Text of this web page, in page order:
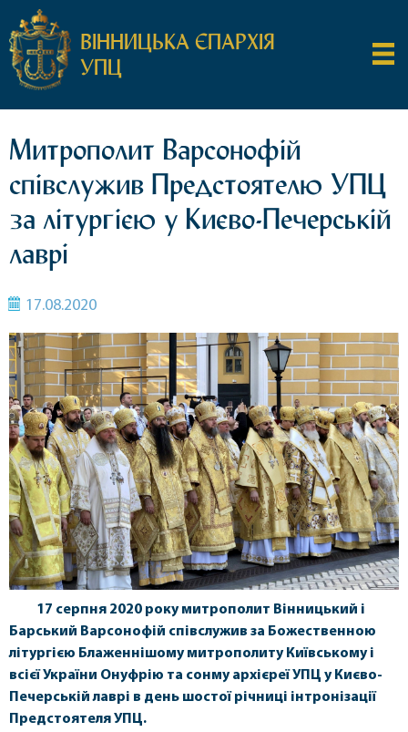
ВІННИЦЬКА ЄПАРХІЯ
УПЦ
Митрополит Варсонофій
співслужив Предстоятелю УПЦ
за літургією у Києво-Печерській
лаврі
17.08.2020
17 серпня 2020 року митрополит Вінницький і
Барський Варсонофій співслужив за Божественною
літургією Блаженнішому митрополиту Київському і
всієї України Онуфрію та сонму архієреї УПЦ у Києво-
Печерській лаврі в день шостої річниці інтронізації
Предстоятеля УПЦ.